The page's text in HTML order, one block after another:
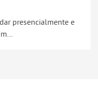
presencialmente e